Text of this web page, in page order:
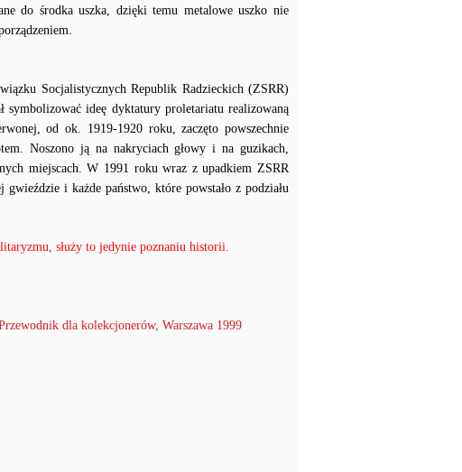
do środka uszka, dzięki temu metalowe uszko nie
Socjalistycznych Republik Radzieckich (ZSRR)
ideę dyktatury proletariatu realizowaną
od ok. 1919-1920 roku, zaczęto powszechnie
Noszono ją na nakryciach głowy i na guzikach,
miejscach. W 1991 roku wraz z upadkiem ZSRR
i każde państwo, które powstało z podziału
służy to jedynie poznaniu historii.
dla kolekcjonerów, Warszawa 1999